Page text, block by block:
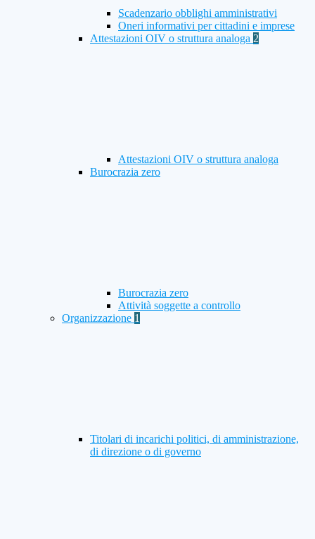
Scadenzario obblighi amministrativi
Oneri informativi per cittadini e imprese
Attestazioni OIV o struttura analoga 2
Attestazioni OIV o struttura analoga
Burocrazia zero
Burocrazia zero
Attività soggette a controllo
Organizzazione 1
Titolari di incarichi politici, di amministrazione,
di direzione o di governo